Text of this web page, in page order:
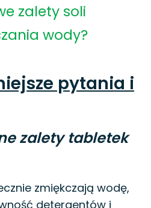
zalety soli
wody?
pytania i
zalety tabletek
zmiękczają wodę,
detergentów i